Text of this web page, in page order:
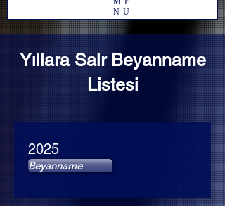
NU
Yıllara Sair Beyanname
Listesi
2025
Beyanname